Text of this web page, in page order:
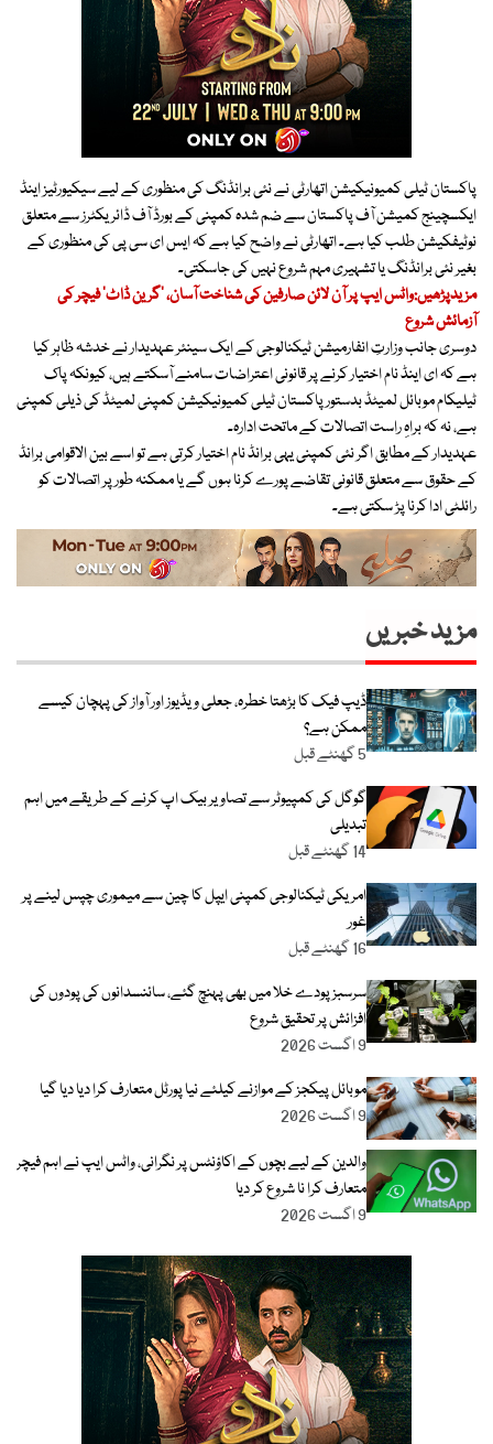
پاکستان ٹیلی کمیونیکیشن اتھارٹی نے نئی برانڈنگ کی منظوری کے لیے سیکیورٹیز اینڈ
ایکسچینج کمیشن آف پاکستان سے ضم شدہ کمپنی کے بورڈ آف ڈائریکٹرز سے متعلق
نوٹیفکیشن طلب کیا ہے۔ اتھارٹی نے واضح کیا ہے کہ ایس ای سی پی کی منظوری کے
بغیر نئی برانڈنگ یا تشہیری مہم شروع نہیں کی جاسکتی۔
مزیدپڑھیں:واٹس ایپ پر آن لائن صارفین کی شناخت آسان، ’گرین ڈاٹ‘ فیچر کی
آزمائش شروع
دوسری جانب وزارتِ انفارمیشن ٹیکنالوجی کے ایک سینئر عہدیدار نے خدشہ ظاہر کیا
ہے کہ ای اینڈ نام اختیار کرنے پر قانونی اعتراضات سامنے آسکتے ہیں، کیونکہ پاک
ٹیلیکام موبائل لمیٹڈ بدستور پاکستان ٹیلی کمیونیکیشن کمپنی لمیٹڈ کی ذیلی کمپنی
ہے، نہ کہ براہِ راست اتصالات کے ماتحت ادارہ۔
عہدیدار کے مطابق اگر نئی کمپنی یہی برانڈ نام اختیار کرتی ہے تو اسے بین الاقوامی برانڈ
کے حقوق سے متعلق قانونی تقاضے پورے کرنا ہوں گے یا ممکنہ طور پر اتصالات کو
رائلٹی ادا کرنا پڑ سکتی ہے۔
مزید خبریں
ڈیپ فیک کا بڑھتا خطرہ، جعلی ویڈیوز اور آواز کی پہچان کیسے
ممکن ہے؟
5 گھنٹے قبل
گوگل کی کمپیوٹر سے تصاویر بیک اپ کرنے کے طریقے میں اہم
تبدیلی
14 گھنٹے قبل
امریکی ٹیکنالوجی کمپنی ایپل کا چین سے میموری چپس لینے پر
غور
16 گھنٹے قبل
سرسبزپودے خلا میں بھی پہنچ گئے، سائنسدانوں کی پودوں کی
افزائش پر تحقیق شروع
9 اگست 2026
موبائل پیکجز کے موازنے کیلئے نیا پورٹل متعارف کرا دیا دیا گیا
9 اگست 2026
والدین کے لیے بچوں کے اکاؤنٹس پر نگرانی، واٹس ایپ نے اہم فیچر
متعارف کرا نا شروع کر دیا
9 اگست 2026